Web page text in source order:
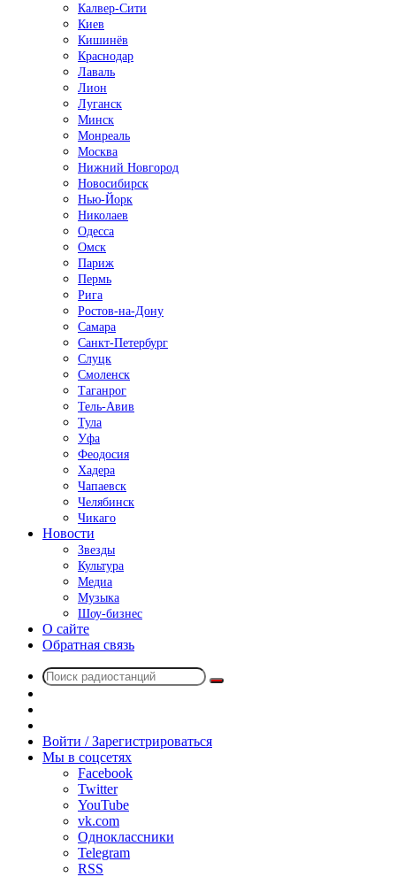
Калвер-Сити
Киев
Кишинёв
Краснодар
Лаваль
Лион
Луганск
Минск
Монреаль
Москва
Нижний Новгород
Новосибирск
Нью-Йорк
Николаев
Одесса
Омск
Париж
Пермь
Рига
Ростов-на-Дону
Самара
Санкт-Петербург
Слуцк
Смоленск
Таганрог
Тель-Авив
Тула
Уфа
Феодосия
Хадера
Чапаевск
Челябинск
Чикаго
Новости
Звезды
Культура
Медиа
Музыка
Шоу-бизнес
О сайте
Обратная связь
Поиск
радио
Войти / Зарегистрироваться
Мы в соцсетях
Facebook
Twitter
YouTube
vk.com
Одноклассники
Telegram
RSS